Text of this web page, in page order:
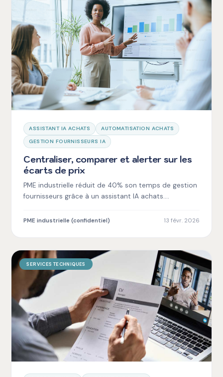
ASSISTANT IA ACHATS
AUTOMATISATION ACHATS
GESTION FOURNISSEURS IA
Centraliser, comparer et alerter sur les
écarts de prix
PME industrielle réduit de 40% son temps de gestion
fournisseurs grâce à un assistant IA achats.
achats.
PME industrielle (confidentiel) 13 févr. 2026
SERVICES TECHNIQUES